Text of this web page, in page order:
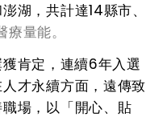
湖，共計達14縣市、
量能。
肯定，連續6年入選
才永續方面，遠傳致
場，以「開心、貼